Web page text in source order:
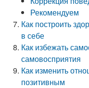
Рекомендуем
Как построить
в себе
Как избежать
самовосприятия
Как изменить
позитивным